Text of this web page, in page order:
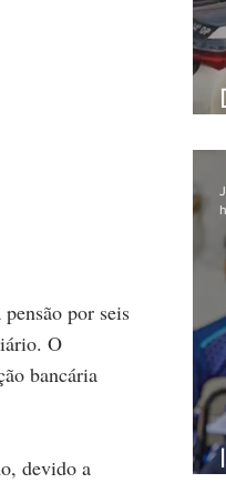
por seis
O
bancária
devido a